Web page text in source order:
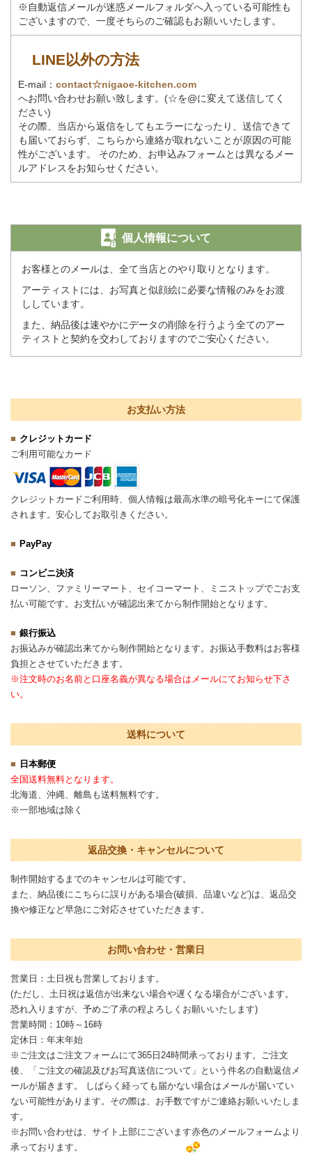
※自動返信メールが迷惑メールフォルダへ入っている可能性も
ございますので、一度そちらのご確認もお願いいたします。
LINE以外の方法
E-mail： contact☆nigaoe-kitchen.com
へお問い合わせお願い致します。(☆を@に変えて送信してく
ださい)
その際、当店から返信をしてもエラーになったり、送信できて
も届いておらず、こちらから連絡が取れないことが原因の可能
性がございます。 そのため、お申込みフォームとは異なるメー
ルアドレスをお知らせください。
個人情報について
お客様とのメールは、全て当店とのやり取りとなります。
アーティストには、お写真と似顔絵に必要な情報のみをお渡
ししています。
また、納品後は速やかにデータの削除を行うよう全てのアー
ティストと契約を交わしておりますのでご安心ください。
お支払い方法
クレジットカード
ご利用可能なカード
クレジットカードご利用時、個人情報は最高水準の暗号化キーにて保護
されます。安心してお取引きください。
PayPay
コンビニ決済
ローソン、ファミリーマート、セイコーマート、ミニストップでごお支
払い可能です。お支払いが確認出来てから制作開始となります。
銀行振込
お振込みが確認出来てから制作開始となります。お振込手数料はお客様
負担とさせていただきます。
※注文時のお名前と口座名義が異なる場合はメールにてお知らせ下さ
い。
送料について
日本郵便
全国送料無料となります。
北海道、沖縄、離島も送料無料です。
※一部地域は除く
返品交換・キャンセルについて
制作開始するまでのキャンセルは可能です。
また、納品後にこちらに誤りがある場合(破損、品違いなど)は、返品交
換や修正など早急にご対応させていただきます。
お問い合わせ・営業日
営業日：土日祝も営業しております。
(ただし、土日祝は返信が出来ない場合や遅くなる場合がございます。
恐れ入りますが、予めご了承の程よろしくお願いいたします)
営業時間：10時～16時
定休日：年末年始
※ご注文はご注文フォームにて365日24時間承っております。ご注文
後、「ご注文の確認及びお写真送信について」という件名の自動返信メ
ールが届きます。 しばらく経っても届かない場合はメールが届いてい
ない可能性があります。その際は、お手数ですがご連絡お願いいたしま
す。
※お問い合わせは、サイト上部にございます赤色のメールフォームより
承っております。